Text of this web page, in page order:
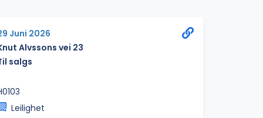
Juni 2026
Alvssons vei 23
salgs
Leilighet